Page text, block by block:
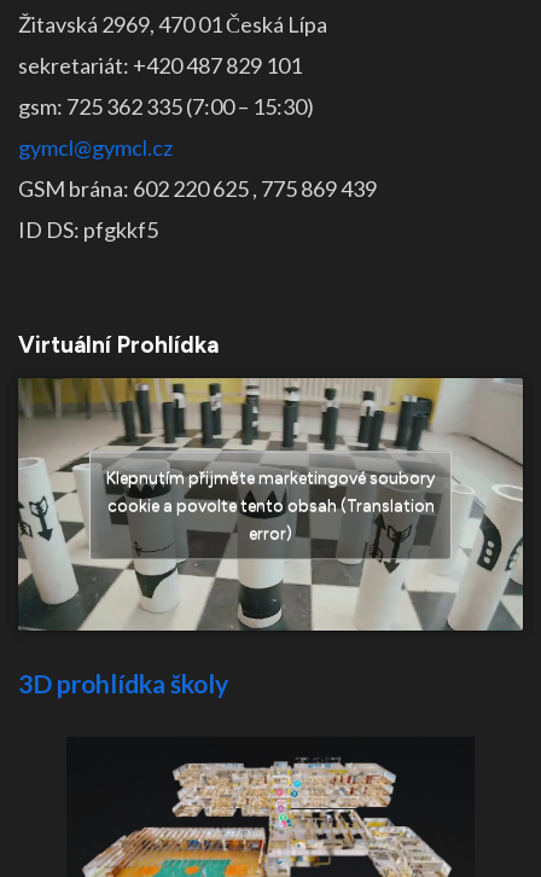
Žitavská 2969, 470 01 Česká Lípa
sekretariát: +420 487 829 101
gsm: 725 362 335 (7:00 – 15:30)
gymcl@gymcl.cz
GSM brána: 602 220 625 , 775 869 439
ID DS: pfgkkf5
Virtuální Prohlídka
Klepnutím přijměte marketingové soubory
cookie a povolte tento obsah (Translation
error)
3D prohlídka školy